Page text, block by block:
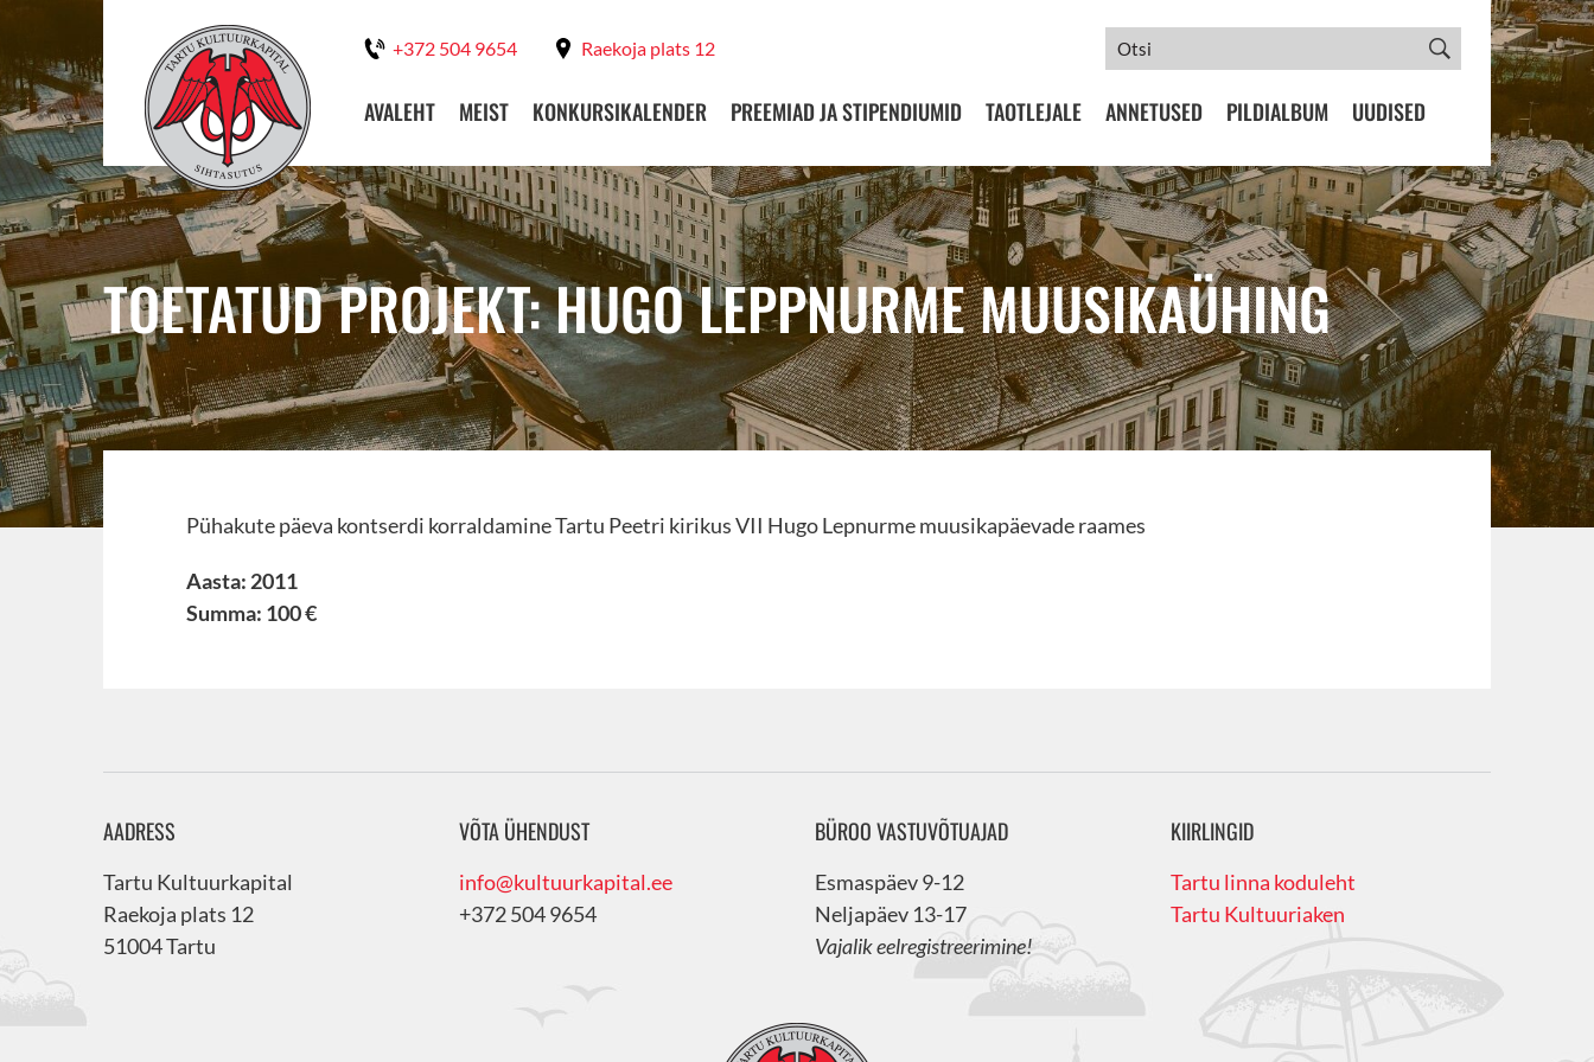
+372 504 9654 Raekoja plats 12
AVALEHT MEIST KONKURSIKALENDER PREEMIAD JA STIPENDIUMID TAOTLEJALE ANNETUSED PILDIALBUM UUDISED
TOETATUD PROJEKT: HUGO LEPPNURME MUUSIKAÜHING
Pühakute päeva kontserdi korraldamine Tartu Peetri kirikus VII Hugo Lepnurme muusikapäevade raames
Aasta: 2011
Summa: 100 €
AADRESS
Tartu Kultuurkapital
Raekoja plats 12
51004 Tartu
VÕTA ÜHENDUST
info@kultuurkapital.ee
+372 504 9654
BÜROO VASTUVÕTUAJAD
Esmaspäev 9-12
Neljapäev 13-17
Vajalik eelregistreerimine!
KIIRLINGID
Tartu linna koduleht
Tartu Kultuuriaken